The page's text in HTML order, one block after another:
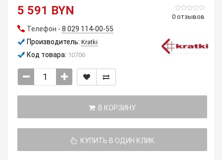
0 отзывов
5 591 BYN
Телефон - 8 029 114-00-55
Производитель: Kratki
Код товара: 10706
В КОРЗИНУ
КУПИТЬ В ОДИН КЛИК